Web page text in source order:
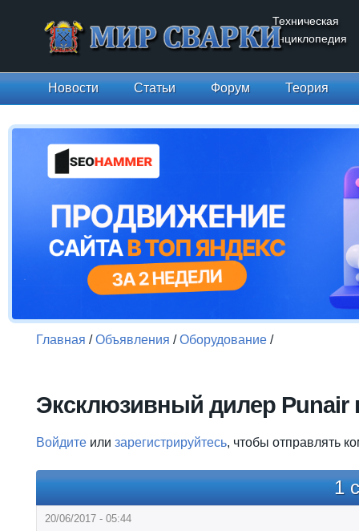
Техническая
энциклопедия
Новости Статьи Форум Теория
Главная /Объявления /Оборудование /
Эксклюзивный дилер Punair
Войдите или зарегистрируйтесь, чтобы отправлять
1
20/06/2017 - 05:44